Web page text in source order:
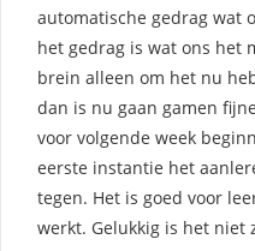
automatische gedrag wat
het gedrag is wat ons het
brein alleen om het nu
dan is nu gaan gamen
voor volgende week
eerste instantie het
tegen. Het is goed voor
werkt. Gelukkig is het niet